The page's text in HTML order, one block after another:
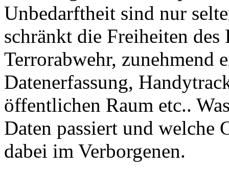
Unbedarftheit sind nur
schränkt die Freiheiten
Terrorabwehr, zunehmend
Datenerfassung,
öffentlichen Raum etc..
Daten passiert und welche
dabei im Verborgenen.